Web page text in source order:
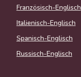
Französisch-Englisch
Italienisch-Englisch
Spanisch-Englisch
Russisch-Englisch